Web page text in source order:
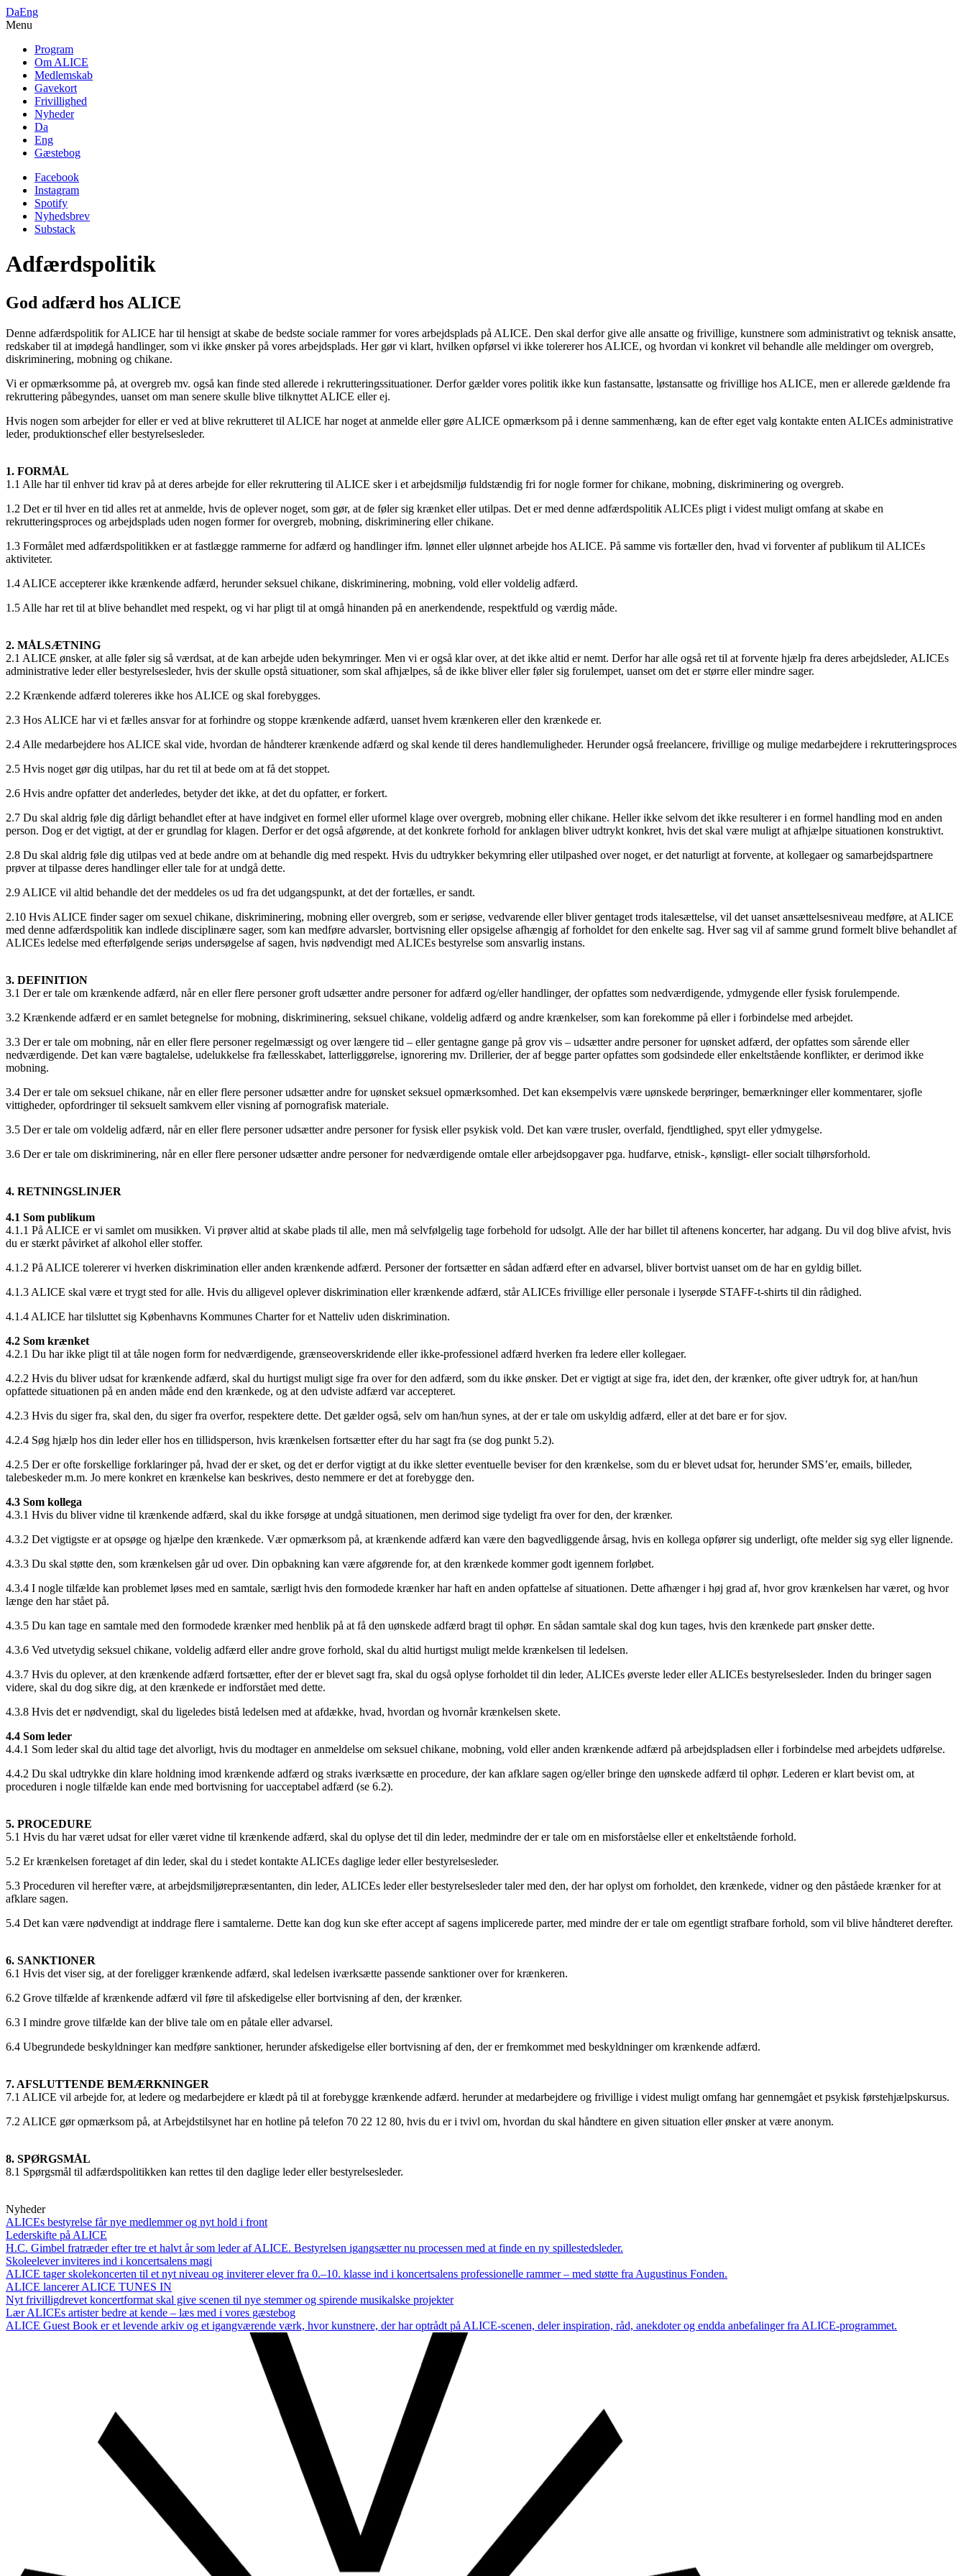
DaEng
Menu
Program
Om ALICE
Medlemskab
Gavekort
Frivillighed
Nyheder
Da
Eng
Gæstebog
Facebook
Instagram
Spotify
Nyhedsbrev
Substack
Adfærdspolitik
God adfærd hos ALICE
Denne adfærdspolitik for ALICE har til hensigt at skabe de bedste sociale rammer for vores arbejdsplads på ALICE. Den skal derfor give alle ansatte og frivillige, kunstnere som administrativt og teknisk ansatte,
redskaber til at imødegå handlinger, som vi ikke ønsker på vores arbejdsplads. Her gør vi klart, hvilken opførsel vi ikke tolererer hos ALICE, og hvordan vi konkret vil behandle alle meldinger om overgreb,
diskriminering, mobning og chikane.
Vi er opmærksomme på, at overgreb mv. også kan finde sted allerede i rekrutteringssituationer. Derfor gælder vores politik ikke kun fastansatte, løstansatte og frivillige hos ALICE, men er allerede gældende fra
rekruttering påbegyndes, uanset om man senere skulle blive tilknyttet ALICE eller ej.
Hvis nogen som arbejder for eller er ved at blive rekrutteret til ALICE har noget at anmelde eller gøre ALICE opmærksom på i denne sammenhæng, kan de efter eget valg kontakte enten ALICEs administrative
leder, produktionschef eller bestyrelsesleder.
1. FORMÅL
1.1 Alle har til enhver tid krav på at deres arbejde for eller rekruttering til ALICE sker i et arbejdsmiljø fuldstændig fri for nogle former for chikane, mobning, diskriminering og overgreb.
1.2 Det er til hver en tid alles ret at anmelde, hvis de oplever noget, som gør, at de føler sig krænket eller utilpas. Det er med denne adfærdspolitik ALICEs pligt i videst muligt omfang at skabe en
rekrutteringsproces og arbejdsplads uden nogen former for overgreb, mobning, diskriminering eller chikane.
1.3 Formålet med adfærdspolitikken er at fastlægge rammerne for adfærd og handlinger ifm. lønnet eller ulønnet arbejde hos ALICE. På samme vis fortæller den, hvad vi forventer af publikum til ALICEs
aktiviteter.
1.4 ALICE accepterer ikke krænkende adfærd, herunder seksuel chikane, diskriminering, mobning, vold eller voldelig adfærd.
1.5 Alle har ret til at blive behandlet med respekt, og vi har pligt til at omgå hinanden på en anerkendende, respektfuld og værdig måde.
2. MÅLSÆTNING
2.1 ALICE ønsker, at alle føler sig så værdsat, at de kan arbejde uden bekymringer. Men vi er også klar over, at det ikke altid er nemt. Derfor har alle også ret til at forvente hjælp fra deres arbejdsleder, ALICEs
administrative leder eller bestyrelsesleder, hvis der skulle opstå situationer, som skal afhjælpes, så de ikke bliver eller føler sig forulempet, uanset om det er større eller mindre sager.
2.2 Krænkende adfærd tolereres ikke hos ALICE og skal forebygges.
2.3 Hos ALICE har vi et fælles ansvar for at forhindre og stoppe krænkende adfærd, uanset hvem krænkeren eller den krænkede er.
2.4 Alle medarbejdere hos ALICE skal vide, hvordan de håndterer krænkende adfærd og skal kende til deres handlemuligheder. Herunder også freelancere, frivillige og mulige medarbejdere i rekrutteringsproces
2.5 Hvis noget gør dig utilpas, har du ret til at bede om at få det stoppet.
2.6 Hvis andre opfatter det anderledes, betyder det ikke, at det du opfatter, er forkert.
2.7 Du skal aldrig føle dig dårligt behandlet efter at have indgivet en formel eller uformel klage over overgreb, mobning eller chikane. Heller ikke selvom det ikke resulterer i en formel handling mod en anden
person. Dog er det vigtigt, at der er grundlag for klagen. Derfor er det også afgørende, at det konkrete forhold for anklagen bliver udtrykt konkret, hvis det skal være muligt at afhjælpe situationen konstruktivt.
2.8 Du skal aldrig føle dig utilpas ved at bede andre om at behandle dig med respekt. Hvis du udtrykker bekymring eller utilpashed over noget, er det naturligt at forvente, at kollegaer og samarbejdspartnere
prøver at tilpasse deres handlinger eller tale for at undgå dette.
2.9 ALICE vil altid behandle det der meddeles os ud fra det udgangspunkt, at det der fortælles, er sandt.
2.10 Hvis ALICE finder sager om sexuel chikane, diskriminering, mobning eller overgreb, som er seriøse, vedvarende eller bliver gentaget trods italesættelse, vil det uanset ansættelsesniveau medføre, at ALICE
med denne adfærdspolitik kan indlede disciplinære sager, som kan medføre advarsler, bortvisning eller opsigelse afhængig af forholdet for den enkelte sag. Hver sag vil af samme grund formelt blive behandlet af
ALICEs ledelse med efterfølgende seriøs undersøgelse af sagen, hvis nødvendigt med ALICEs bestyrelse som ansvarlig instans.
3. DEFINITION
3.1 Der er tale om krænkende adfærd, når en eller flere personer groft udsætter andre personer for adfærd og/eller handlinger, der opfattes som nedværdigende, ydmygende eller fysisk forulempende.
3.2 Krænkende adfærd er en samlet betegnelse for mobning, diskriminering, seksuel chikane, voldelig adfærd og andre krænkelser, som kan forekomme på eller i forbindelse med arbejdet.
3.3 Der er tale om mobning, når en eller flere personer regelmæssigt og over længere tid – eller gentagne gange på grov vis – udsætter andre personer for uønsket adfærd, der opfattes som sårende eller
nedværdigende. Det kan være bagtalelse, udelukkelse fra fællesskabet, latterliggørelse, ignorering mv. Drillerier, der af begge parter opfattes som godsindede eller enkeltstående konflikter, er derimod ikke
mobning.
3.4 Der er tale om seksuel chikane, når en eller flere personer udsætter andre for uønsket seksuel opmærksomhed. Det kan eksempelvis være uønskede berøringer, bemærkninger eller kommentarer, sjofle
vittigheder, opfordringer til seksuelt samkvem eller visning af pornografisk materiale.
3.5 Der er tale om voldelig adfærd, når en eller flere personer udsætter andre personer for fysisk eller psykisk vold. Det kan være trusler, overfald, fjendtlighed, spyt eller ydmygelse.
3.6 Der er tale om diskriminering, når en eller flere personer udsætter andre personer for nedværdigende omtale eller arbejdsopgaver pga. hudfarve, etnisk-, kønsligt- eller socialt tilhørsforhold.
4. RETNINGSLINJER
4.1 Som publikum
4.1.1 På ALICE er vi samlet om musikken. Vi prøver altid at skabe plads til alle, men må selvfølgelig tage forbehold for udsolgt. Alle der har billet til aftenens koncerter, har adgang. Du vil dog blive afvist, hvis
du er stærkt påvirket af alkohol eller stoffer.
4.1.2 På ALICE tolererer vi hverken diskrimination eller anden krænkende adfærd. Personer der fortsætter en sådan adfærd efter en advarsel, bliver bortvist uanset om de har en gyldig billet.
4.1.3 ALICE skal være et trygt sted for alle. Hvis du alligevel oplever diskrimination eller krænkende adfærd, står ALICEs frivillige eller personale i lyserøde STAFF-t-shirts til din rådighed.
4.1.4 ALICE har tilsluttet sig Københavns Kommunes Charter for et Natteliv uden diskrimination.
4.2 Som krænket
4.2.1 Du har ikke pligt til at tåle nogen form for nedværdigende, grænseoverskridende eller ikke-professionel adfærd hverken fra ledere eller kollegaer.
4.2.2 Hvis du bliver udsat for krænkende adfærd, skal du hurtigst muligt sige fra over for den adfærd, som du ikke ønsker. Det er vigtigt at sige fra, idet den, der krænker, ofte giver udtryk for, at han/hun
opfattede situationen på en anden måde end den krænkede, og at den udviste adfærd var accepteret.
4.2.3 Hvis du siger fra, skal den, du siger fra overfor, respektere dette. Det gælder også, selv om han/hun synes, at der er tale om uskyldig adfærd, eller at det bare er for sjov.
4.2.4 Søg hjælp hos din leder eller hos en tillidsperson, hvis krænkelsen fortsætter efter du har sagt fra (se dog punkt 5.2).
4.2.5 Der er ofte forskellige forklaringer på, hvad der er sket, og det er derfor vigtigt at du ikke sletter eventuelle beviser for den krænkelse, som du er blevet udsat for, herunder SMS’er, emails, billeder,
talebeskeder m.m. Jo mere konkret en krænkelse kan beskrives, desto nemmere er det at forebygge den.
4.3 Som kollega
4.3.1 Hvis du bliver vidne til krænkende adfærd, skal du ikke forsøge at undgå situationen, men derimod sige tydeligt fra over for den, der krænker.
4.3.2 Det vigtigste er at opsøge og hjælpe den krænkede. Vær opmærksom på, at krænkende adfærd kan være den bagvedliggende årsag, hvis en kollega opfører sig underligt, ofte melder sig syg eller lignende.
4.3.3 Du skal støtte den, som krænkelsen går ud over. Din opbakning kan være afgørende for, at den krænkede kommer godt igennem forløbet.
4.3.4 I nogle tilfælde kan problemet løses med en samtale, særligt hvis den formodede krænker har haft en anden opfattelse af situationen. Dette afhænger i høj grad af, hvor grov krænkelsen har været, og hvor
længe den har stået på.
4.3.5 Du kan tage en samtale med den formodede krænker med henblik på at få den uønskede adfærd bragt til ophør. En sådan samtale skal dog kun tages, hvis den krænkede part ønsker dette.
4.3.6 Ved utvetydig seksuel chikane, voldelig adfærd eller andre grove forhold, skal du altid hurtigst muligt melde krænkelsen til ledelsen.
4.3.7 Hvis du oplever, at den krænkende adfærd fortsætter, efter der er blevet sagt fra, skal du også oplyse forholdet til din leder, ALICEs øverste leder eller ALICEs bestyrelsesleder. Inden du bringer sagen
videre, skal du dog sikre dig, at den krænkede er indforstået med dette.
4.3.8 Hvis det er nødvendigt, skal du ligeledes bistå ledelsen med at afdække, hvad, hvordan og hvornår krænkelsen skete.
4.4 Som leder
4.4.1 Som leder skal du altid tage det alvorligt, hvis du modtager en anmeldelse om seksuel chikane, mobning, vold eller anden krænkende adfærd på arbejdspladsen eller i forbindelse med arbejdets udførelse.
4.4.2 Du skal udtrykke din klare holdning imod krænkende adfærd og straks iværksætte en procedure, der kan afklare sagen og/eller bringe den uønskede adfærd til ophør. Lederen er klart bevist om, at
proceduren i nogle tilfælde kan ende med bortvisning for uacceptabel adfærd (se 6.2).
5. PROCEDURE
5.1 Hvis du har været udsat for eller været vidne til krænkende adfærd, skal du oplyse det til din leder, medmindre der er tale om en misforståelse eller et enkeltstående forhold.
5.2 Er krænkelsen foretaget af din leder, skal du i stedet kontakte ALICEs daglige leder eller bestyrelsesleder.
5.3 Proceduren vil herefter være, at arbejdsmiljørepræsentanten, din leder, ALICEs leder eller bestyrelsesleder taler med den, der har oplyst om forholdet, den krænkede, vidner og den påståede krænker for at
afklare sagen.
5.4 Det kan være nødvendigt at inddrage flere i samtalerne. Dette kan dog kun ske efter accept af sagens implicerede parter, med mindre der er tale om egentligt strafbare forhold, som vil blive håndteret derefter.
6. SANKTIONER
6.1 Hvis det viser sig, at der foreligger krænkende adfærd, skal ledelsen iværksætte passende sanktioner over for krænkeren.
6.2 Grove tilfælde af krænkende adfærd vil føre til afskedigelse eller bortvisning af den, der krænker.
6.3 I mindre grove tilfælde kan der blive tale om en påtale eller advarsel.
6.4 Ubegrundede beskyldninger kan medføre sanktioner, herunder afskedigelse eller bortvisning af den, der er fremkommet med beskyldninger om krænkende adfærd.
7. AFSLUTTENDE BEMÆRKNINGER
7.1 ALICE vil arbejde for, at ledere og medarbejdere er klædt på til at forebygge krænkende adfærd. herunder at medarbejdere og frivillige i videst muligt omfang har gennemgået et psykisk førstehjælpskursus.
7.2 ALICE gør opmærksom på, at Arbejdstilsynet har en hotline på telefon 70 22 12 80, hvis du er i tvivl om, hvordan du skal håndtere en given situation eller ønsker at være anonym.
8. SPØRGSMÅL
8.1 Spørgsmål til adfærdspolitikken kan rettes til den daglige leder eller bestyrelsesleder.
Nyheder
ALICEs bestyrelse får nye medlemmer og nyt hold i front
Lederskifte på ALICE
H.C. Gimbel fratræder efter tre et halvt år som leder af ALICE. Bestyrelsen igangsætter nu processen med at finde en ny spillestedsleder.
Skoleelever inviteres ind i koncertsalens magi
ALICE tager skolekoncerten til et nyt niveau og inviterer elever fra 0.–10. klasse ind i koncertsalens professionelle rammer – med støtte fra Augustinus Fonden.
ALICE lancerer ALICE TUNES IN
Nyt frivilligdrevet koncertformat skal give scenen til nye stemmer og spirende musikalske projekter
Lær ALICEs artister bedre at kende – læs med i vores gæstebog
ALICE Guest Book er et levende arkiv og et igangværende værk, hvor kunstnere, der har optrådt på ALICE-scenen, deler inspiration, råd, anekdoter og endda anbefalinger fra ALICE-programmet.